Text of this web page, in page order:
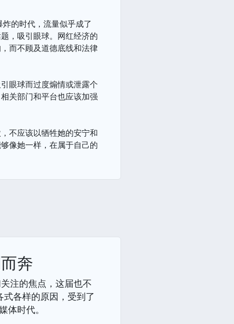
的时代，流量似乎成了
，吸引眼球。网红经济的
而不顾及道德底线和法律
眼球而过度煽情或泄露个
关部门和平台也应该加强
不应该以牺牲她的安宁和
像她一样，在属于自己的
奔
注的焦点，这届也不
各样的原因，受到了
体时代。